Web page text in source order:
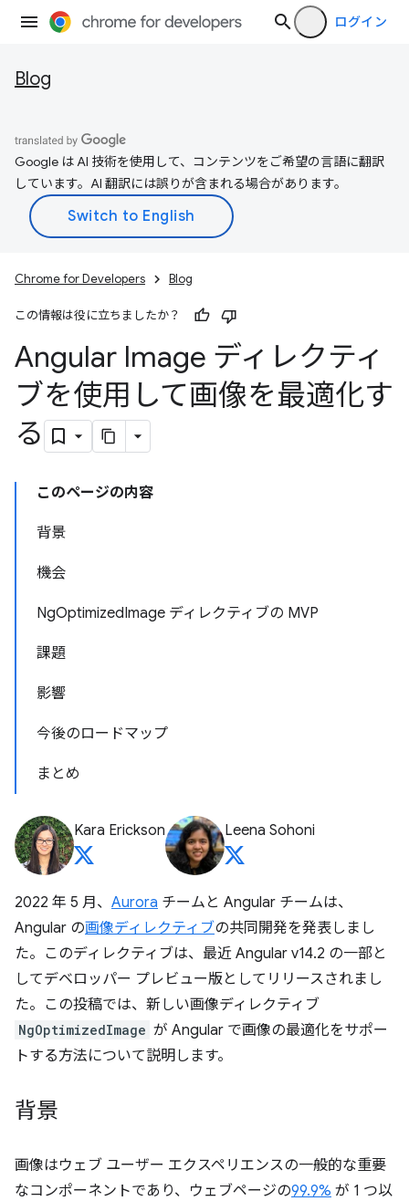
ログイン
Blog
Google は AI 技術を使用して、コンテンツをご希望の言語に翻訳
しています。AI 翻訳には誤りが含まれる場合があります。
Chrome for Developers Blog
この情報は役に立ちましたか？
Angular Image ディレクティ
ブを使用して画像を最適化す
る
このページの内容
背景
機会
NgOptimizedImage ディレクティブの MVP
課題
影響
今後のロードマップ
まとめ
Kara Erickson Leena Sohoni
2022 年 5 月、 Aurora チームと Angular チームは、
Angular の画像ディレクティブの共同開発を発表しまし
た。このディレクティブは、最近 Angular v14.2 の一部と
してデベロッパー プレビュー版としてリリースされまし
た。この投稿では、新しい画像ディレクティブ
NgOptimizedImage が Angular で画像の最適化をサポー
トする方法について説明します。
背景
画像はウェブ ユーザー エクスペリエンスの一般的な重要
なコンポーネントであり、ウェブページの99.9% が 1 つ以